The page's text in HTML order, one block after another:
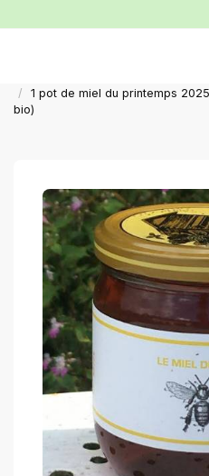
1 pot de miel du printemps
bio)